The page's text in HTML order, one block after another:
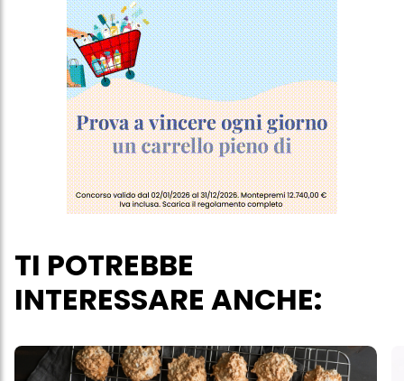
TI POTREBBE
INTERESSARE ANCHE:
più degli scopi sopra menzionati. Cliccando su "Accetta tutto",
acconsenti all'uso dei cookie e al trattamento dei tuoi dati
personali per tutte le finalità sopra indicate. Se fai clic su "Rifiuta",
verranno utilizzati solo i cookie tecnicamente necessari per fornirti
questo sito web.